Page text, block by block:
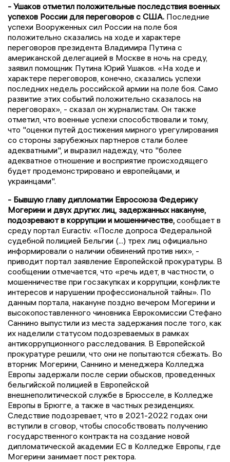
- Ушаков отметил положительные последствия военных
успехов России для переговоров с США. Последние
успехи Вооруженных сил России на поле боя
положительно сказались на ходе и характере
переговоров президента Владимира Путина с
американской делегацией в Москве в ночь на среду,
заявил помощник Путина Юрий Ушаков. «На ходе и
характере переговоров, конечно, сказались успехи
последних недель российской армии на поле боя. Само
развитие этих событий положительно сказалось на
переговорах», - сказал он журналистам. Он также
отметил, что военные успехи способствовали и тому,
что "оценки путей достижения мирного урегулирования
со стороны зарубежных партнеров стали более
адекватными", и выразил надежду, что "более
адекватное отношение и восприятие происходящего
будет продемонстрировано и европейцами, и
украинцами".
- Бывшую главу дипломатии Евросоюза Федерику
Могерини и двух других лиц, задержанных накануне,
подозревают в коррупции и мошенничестве, сообщает в
среду портал Euractiv. «После допроса Федеральной
судебной полицией Бельгии (...) трех лиц официально
информировали о наличии обвинений против них», -
приводит портал заявление Европейской прокуратуры. В
сообщении отмечается, что «речь идет, в частности, о
мошенничестве при госзакупках и коррупции, конфликте
интересов и нарушении профессиональной тайны». По
данным портала, накануне поздно вечером Могерини и
высокопоставленного чиновника Еврокомиссии Стефано
Саннино выпустили из места задержания после того, как
их наделили статусом подозреваемых в рамках
антикоррупционного расследования. В Европейской
прокуратуре решили, что они не попытаются сбежать. Во
вторник Могерини, Саннино и менеджера Колледжа
Европы задержали после серии обысков, проведенных
бельгийской полицией в Европейской
внешнеполитической службе в Брюсселе, в Колледже
Европы в Брюгге, а также в частных резиденциях.
Следствие подозревает, что в 2021-2022 годах они
вступили в сговор, чтобы способствовать получению
государственного контракта на создание новой
дипломатической академии ЕС в Колледже Европы, где
Могерини занимает пост ректора.